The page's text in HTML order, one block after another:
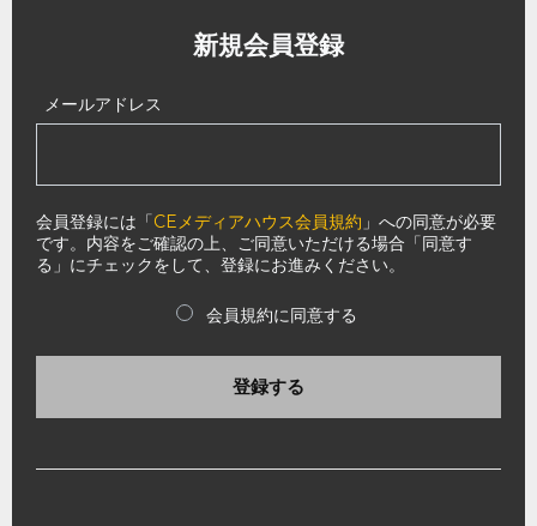
新規会員登録
メールアドレス
会員登録には「CEメディアハウス会員規約 」への同意が必要
です。内容をご確認の上、ご同意いただける場合「同意す
る」にチェックをして、登録にお進みください。
会員規約に同意する
登録する